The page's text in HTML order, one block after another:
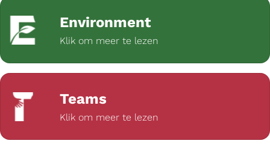
Environment
Klik om meer te lezen
Teams
Klik om meer te lezen